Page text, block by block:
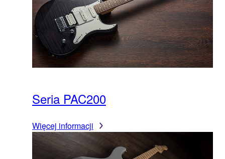
Seria PAC200
Więcej informacji